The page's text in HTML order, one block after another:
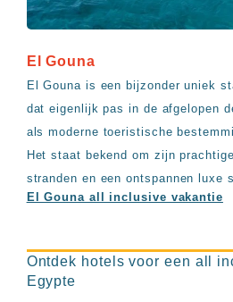
El Gouna
El Gouna is een bijzonder uniek
dat eigenlijk pas in de afgelopen
als moderne toeristische
Het staat bekend om zijn
stranden en een ontspannen luxe
El Gouna all inclusive vakantie
Ontdek hotels voor een all
Egypte